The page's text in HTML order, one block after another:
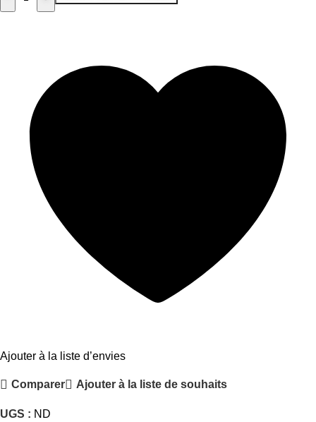
Ajouter à la liste d’envies
Comparer Ajouter à la liste de souhaits
UGS : ND